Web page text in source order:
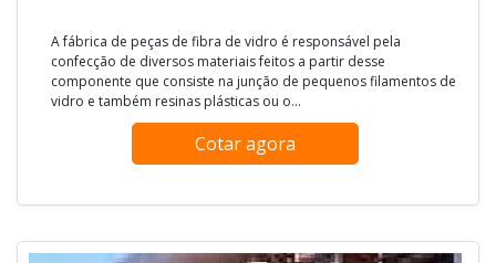
A fábrica de peças de fibra de vidro é responsável pela
confecção de diversos materiais feitos a partir desse
componente que consiste na junção de pequenos filamentos de
vidro e também resinas plásticas ou o...
Cotar agora